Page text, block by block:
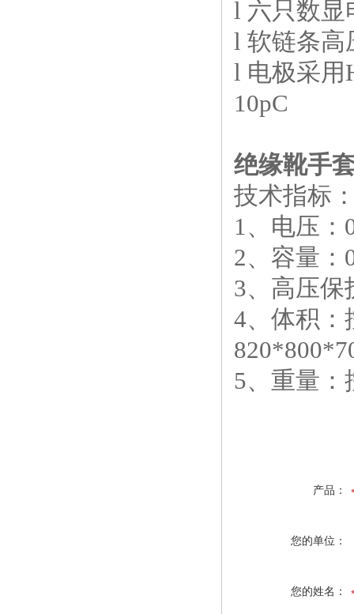
l 六只数显
l 软链条高
l 电极采用
10pC
绝缘靴手
技术指标
1、电压：
2、容量：
3、高压保
4、体积：
5、重量：
产品：
您的单位：
您的姓名：